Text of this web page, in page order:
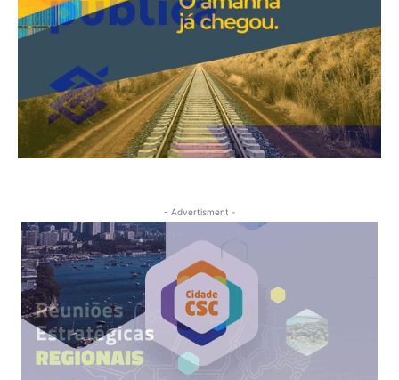
- Advertisment -